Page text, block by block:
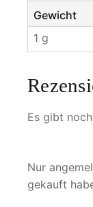
Gewicht
1 g
Es gibt
Nur
gekauft